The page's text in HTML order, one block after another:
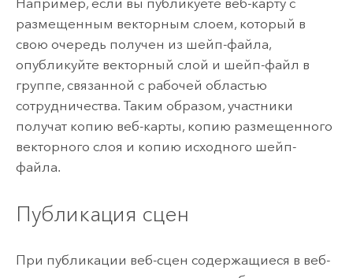
Например, если вы публикуете веб-карту с
размещенным векторным слоем, который в
свою очередь получен из шейп-файла,
опубликуйте векторный слой и шейп-файл в
группе, связанной с рабочей областью
сотрудничества. Таким образом, участники
получат копию веб-карты, копию размещенного
векторного слоя и копию исходного шейп-
файла.
Публикация сцен
При публикации веб-сцен содержащиеся в веб-